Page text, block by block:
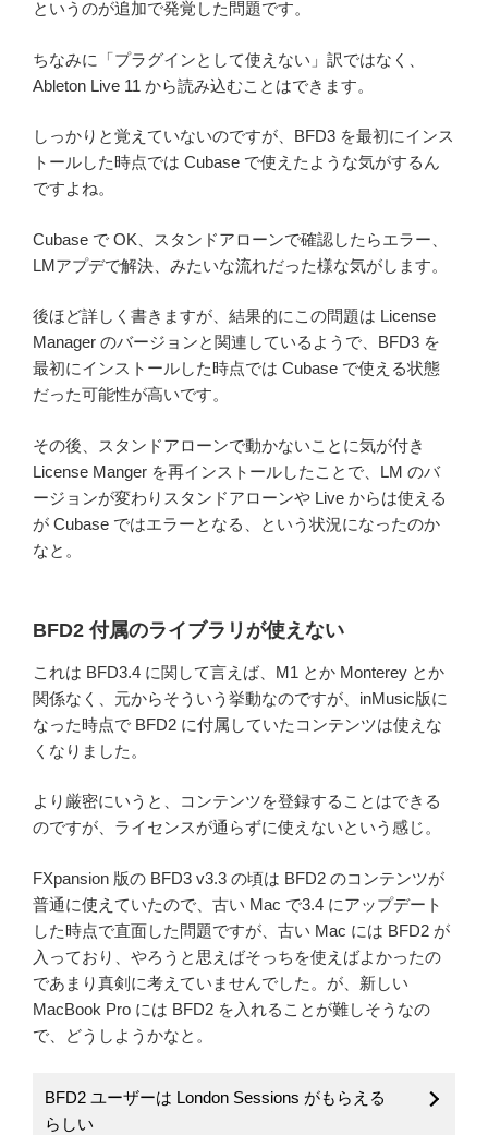
というのが追加で発覚した問題です。
ちなみに「プラグインとして使えない」訳ではなく、
Ableton Live 11 から読み込むことはできます。
しっかりと覚えていないのですが、BFD3 を最初にインス
トールした時点では Cubase で使えたような気がするん
ですよね。
Cubase で OK、スタンドアローンで確認したらエラー、
LMアプデで解決、みたいな流れだった様な気がします。
後ほど詳しく書きますが、結果的にこの問題は License
Manager のバージョンと関連しているようで、BFD3 を
最初にインストールした時点では Cubase で使える状態
だった可能性が高いです。
その後、スタンドアローンで動かないことに気が付き
License Manger を再インストールしたことで、LM のバ
ージョンが変わりスタンドアローンや Live からは使える
が Cubase ではエラーとなる、という状況になったのか
なと。
BFD2 付属のライブラリが使えない
これは BFD3.4 に関して言えば、M1 とか Monterey とか
関係なく、元からそういう挙動なのですが、inMusic版に
なった時点で BFD2 に付属していたコンテンツは使えな
くなりました。
より厳密にいうと、コンテンツを登録することはできる
のですが、ライセンスが通らずに使えないという感じ。
FXpansion 版の BFD3 v3.3 の頃は BFD2 のコンテンツが
普通に使えていたので、古い Mac で3.4 にアップデート
した時点で直面した問題ですが、古い Mac には BFD2 が
入っており、やろうと思えばそっちを使えばよかったの
であまり真剣に考えていませんでした。が、新しい
MacBook Pro には BFD2 を入れることが難しそうなの
で、どうしようかなと。
BFD2 ユーザーは London Sessions がもらえる
らしい